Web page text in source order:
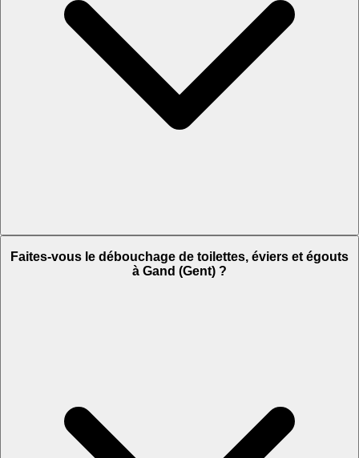
Faites-vous le débouchage de toilettes, éviers et égouts
à Gand (Gent) ?